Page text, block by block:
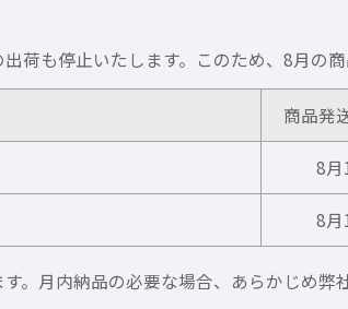
荷も停止いたします。このため、8月の
商品発
8月
8月
。月内納品の必要な場合、あらかじめ弊